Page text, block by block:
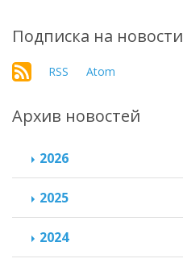
Подписка на новости
RSS Atom
Архив новостей
2026
2025
2024